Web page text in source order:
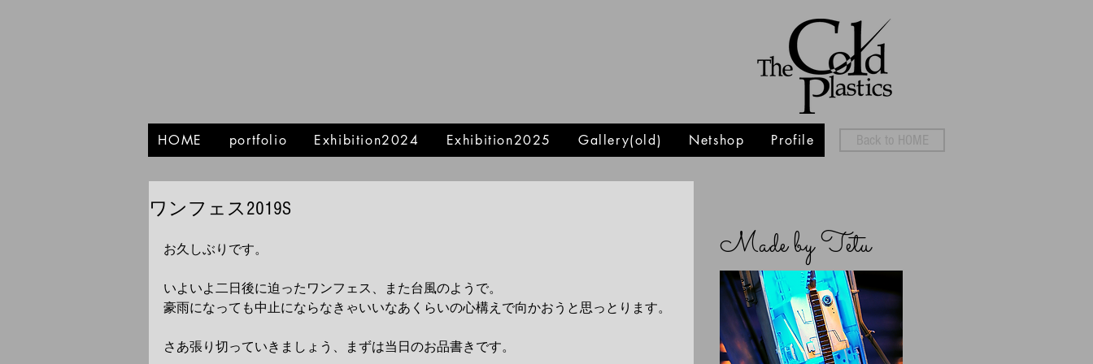
HOME portfolio Exhibition2024 Exhibition2025 Gallery(old) Netshop Profile Back to HOME
ワンフェス2019S
お久しぶりです。
いよいよ二日後に迫ったワンフェス、また台風のようで。
豪雨になっても中止にならなきゃいいなあくらいの心構えで向かおうと思っとります。
さあ張り切っていきましょう、まずは当日のお品書きです。
Made by Tetu